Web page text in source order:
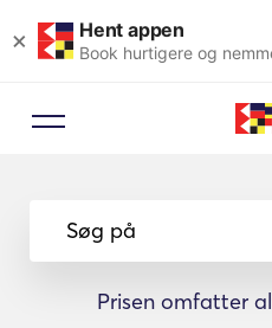
× Hent appen
Book hurtigere og
Søg på
Prisen omfatter